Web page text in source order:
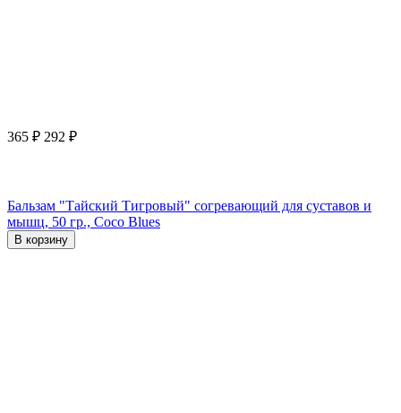
365 ₽ 292 ₽
Бальзам "Тайский Тигровый" согревающий для суставов и
мышц, 50 гр., Coco Blues
В корзину